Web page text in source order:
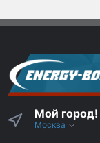
Мой город!
Москва